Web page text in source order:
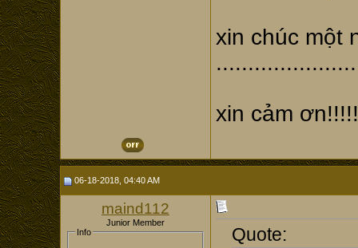
xin chúc một
xin cảm
06-18-2018, 04:40 AM
maind112
Junior Member
Info
Quote: